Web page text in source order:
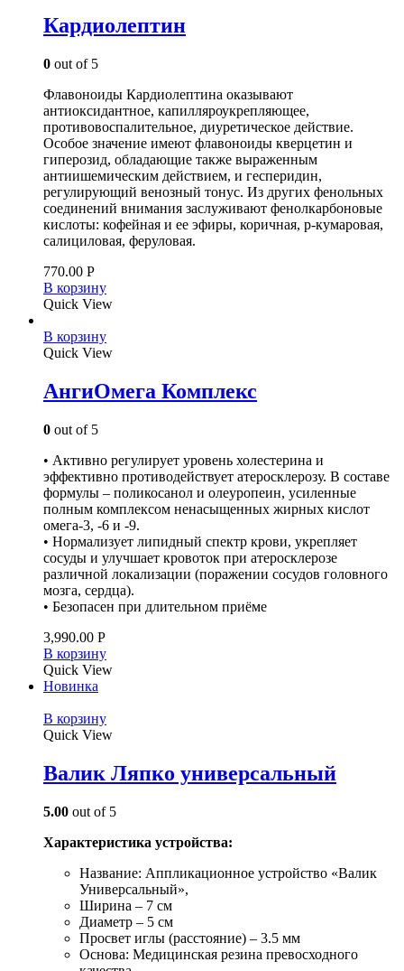
Кардиолептин
0 out of 5
Флавоноиды Кардиолептина оказывают
антиоксидантное, капилляроукрепляющее,
противовоспалительное, диуретическое действие.
Особое значение имеют флавоноиды кверцетин и
гиперозид, обладающие также выраженным
антиишемическим действием, и гесперидин,
регулирующий венозный тонус. Из других фенольных
соединений внимания заслуживают фенолкарбоновые
кислоты: кофейная и ее эфиры, коричная, р-кумаровая,
салициловая, феруловая.
770.00 Р
В корзину
Quick View
В корзину
Quick View
АнгиОмега Комплекс
0 out of 5
• Активно регулирует уровень холестерина и
эффективно противодействует атеросклерозу. В составе
формулы – поликосанол и олеуропеин, усиленные
полным комплексом ненасыщенных жирных кислот
омега-3, -6 и -9.
• Нормализует липидный спектр крови, укрепляет
сосуды и улучшает кровоток при атеросклерозе
различной локализации (поражении сосудов головного
мозга, сердца).
• Безопасен при длительном приёме
3,990.00 Р
В корзину
Quick View
Новинка
В корзину
Quick View
Валик Ляпко универсальный
5.00 out of 5
Характеристика устройства:
Название: Аппликационное устройство «Валик
Универсальный»,
Ширина – 7 см
Диаметр – 5 см
Просвет иглы (расстояние) – 3.5 мм
Основа: Медицинская резина превосходного